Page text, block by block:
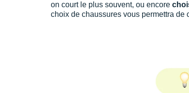
on court le plus souvent, ou encore
choix de chaussures vous permettra de